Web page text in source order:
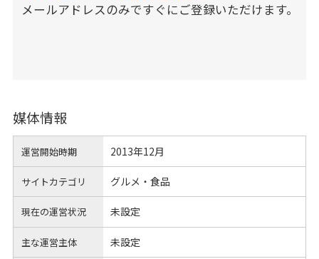
メールアドレスのみですぐにご登録いただけます。
媒体情報
運営開始時期 2013年12月
サイトカテゴリ グルメ・食品
現在の運営状況 未設定
主な運営主体 未設定